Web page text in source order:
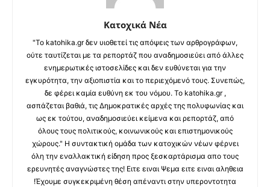
Κατοχικά Νέα
"Το katohika.gr δεν υιοθετεί τις απόψεις των αρθρογράφων,
ούτε ταυτίζεται με τα ρεπορτάζ που αναδημοσιεύει από άλλες
ενημερωτικές ιστοσελίδες και δεν ευθύνεται για την
εγκυρότητα, την αξιοπιστία και το περιεχόμενό τους. Συνεπώς,
δε φέρει καμία ευθύνη εκ του νόμου. Το katohika.gr ,
ασπάζεται βαθιά, τις Δημοκρατικές αρχές της πολυφωνίας και
ως εκ τούτου, αναδημοσιεύει κείμενα και ρεπορτάζ, από
όλους τους πολιτικούς, κοινωνικούς και επιστημονικούς
χώρους." Η συντακτική ομάδα των κατοχικών νέων φέρνει
όλη την εναλλακτική είδηση προς ξεσκαρτάρισμα απο τους
ερευνητές αναγνώστες της! Ειτε ειναι Ψεμα ειτε ειναι αληθεια
!Έχουμε συγκεκριμένη θέση απέναντι στην υπεροντοτητα